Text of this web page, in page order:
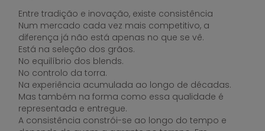
Entre tradição e inovação, existe consistência
Num mercado cada vez mais competitivo, a
diferença já não está apenas no que se vê.
Está na seleção dos grãos.
No equilíbrio dos blends.
No controlo da torra.
Na experiência acumulada ao longo de décadas.
Mas também na forma como essa qualidade é
representada e entregue.
A consistência constrói-se ao longo do tempo e